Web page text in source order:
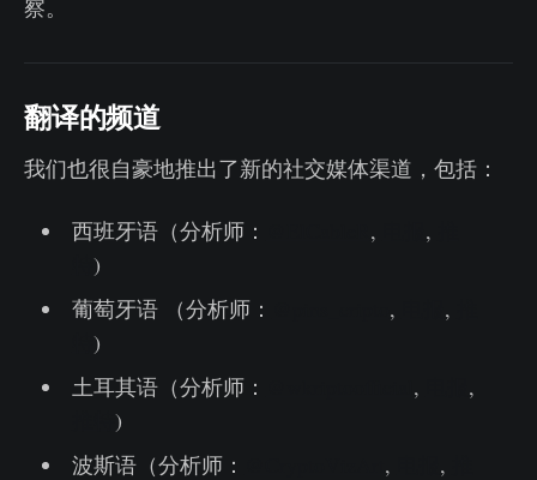
察。
翻译的频道
我们也很自豪地推出了新的社交媒体渠道，包括：
西班牙语（分析师： , ,
)
葡萄牙语 （分析师：
, ,
)
土耳其语（分析师：
,
,
)
波斯语（分析师：
, ,